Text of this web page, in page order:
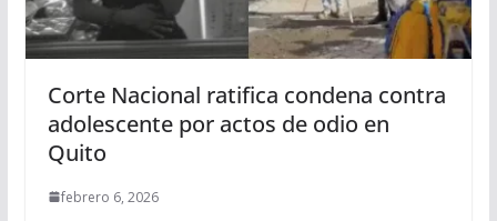
Corte Nacional ratifica condena contra
adolescente por actos de odio en
Quito
febrero 6, 2026